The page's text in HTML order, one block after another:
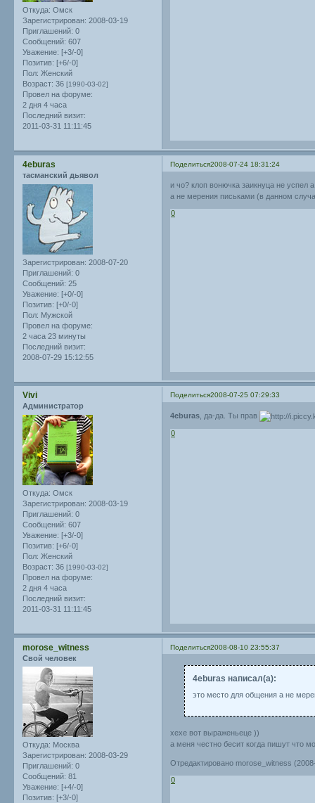
Откуда: Омск
Зарегистрирован: 2008-03-19
Приглашений: 0
Сообщений: 607
Уважение: [+3/-0]
Позитив: [+6/-0]
Пол: Женский
Возраст: 36 [1990-03-02]
Провел на форуме:
2 дня 4 часа
Последний визит:
2011-03-31 11:11:45
Поделиться2008-07-24 18:31:24
4eburas
тасманский дьявол
Зарегистрирован: 2008-07-20
Приглашений: 0
Сообщений: 25
Уважение: [+0/-0]
Позитив: [+0/-0]
Пол: Мужской
Провел на форуме:
2 часа 23 минуты
Последний визит:
2008-07-29 15:12:55
и чо? клоп вонючка заикнуца не
а не мерения письками (в данном
0
Поделиться2008-07-25 07:29:33
Vivi
Администратор
Откуда: Омск
Зарегистрирован: 2008-03-19
Приглашений: 0
Сообщений: 607
Уважение: [+3/-0]
Позитив: [+6/-0]
Пол: Женский
Возраст: 36 [1990-03-02]
Провел на форуме:
2 дня 4 часа
Последний визит:
2011-03-31 11:11:45
4eburas , да-да. Ты прав
0
Поделиться2008-08-10 23:55:37
morose_witness
Свой человек
Откуда: Москва
Зарегистрирован: 2008-03-29
Приглашений: 0
Сообщений: 81
Уважение: [+4/-0]
Позитив: [+3/-0]
4eburas написал(а):
это место для общения а не
хехе вот выраженьеце ))
а меня честно бесит когда пишут что
Отредактировано morose_witness
0